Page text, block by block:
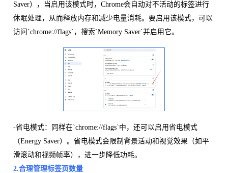
Saver），当启用该模式时，Chrome会自动对不活动的标签进行
休眠处理，从而释放内存和减少电量消耗。要启用该模式，可以
访问`chrome://flags`，搜索`Memory Saver`并启用它。
-省电模式：同样在`chrome://flags`中，还可以启用省电模式
（Energy Saver）。省电模式会限制背景活动和视觉效果（如平
滑滚动和视频帧率），进一步降低功耗。
2.合理管理标签页数量